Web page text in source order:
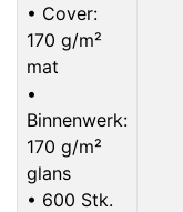
• Cover:
170 g/m²
mat
•
Binnenwerk:
170 g/m²
glans
• 600 Stk.